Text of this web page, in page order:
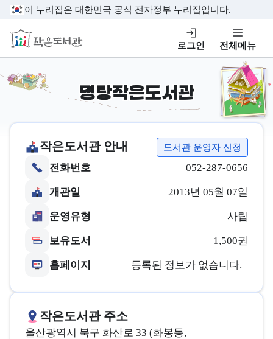
본문 바로가기
이 누리집은 대한민국 공식 전자정부 누리집입니다.
작은도서관
로그인 전체메뉴
명랑작은도서관
작은도서관 안내 도서관 운영자 신청
전화번호 052-287-0656
개관일 2013년 05월 07일
운영유형 사립
보유도서 1,500권
홈페이지 등록된 정보가 없습니다.
작은도서관 주소
울산광역시 북구 화산로 33 (화봉동,